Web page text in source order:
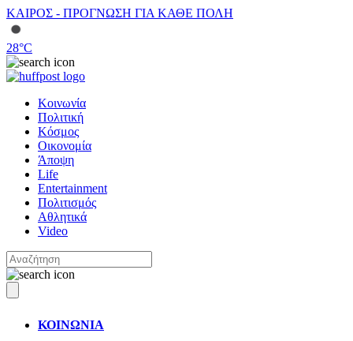
ΚΑΙΡΟΣ - ΠΡΟΓΝΩΣΗ ΓΙΑ ΚΑΘΕ ΠΟΛΗ
28°C
Κοινωνία
Πολιτική
Κόσμος
Οικονομία
Άποψη
Life
Entertainment
Πολιτισμός
Αθλητικά
Video
ΚΟΙΝΩΝΙΑ